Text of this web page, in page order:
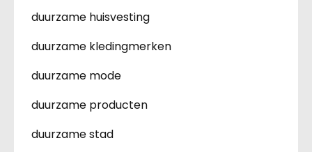
duurzame huisvesting
duurzame kledingmerken
duurzame mode
duurzame producten
duurzame stad